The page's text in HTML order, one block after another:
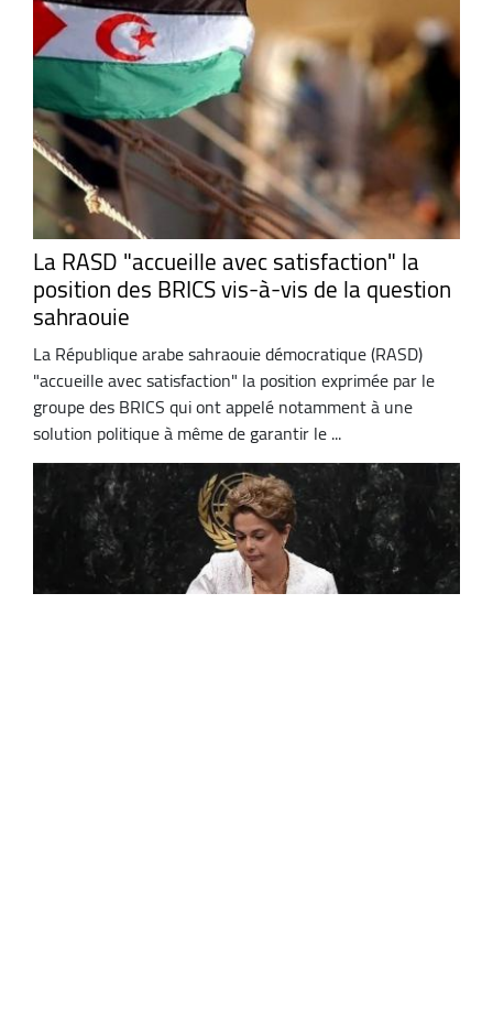
La RASD "accueille avec satisfaction" la
position des BRICS vis-à-vis de la question
sahraouie
La République arabe sahraouie démocratique (RASD)
"accueille avec satisfaction" la position exprimée par le
groupe des BRICS qui ont appelé notamment à une
solution politique à même de garantir le ...